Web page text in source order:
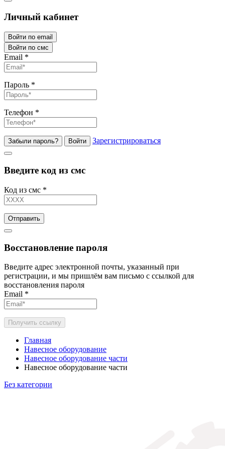
Личный кабинет
Войти по email
Войти по смс
Email *
Пароль *
Телефон *
Забыли пароль? Войти Зарегистрироваться
Введите код из смс
Код из смс *
Отправить
Восстановление пароля
Введите адрес электронной почты, указанный при
регистрации, и мы пришлём вам письмо с ссылкой для
восстановления пароля
Email *
Получить ссылку
Главная
Навесное оборудование
Навесное оборудование части
Навесное оборудование части
Без категории